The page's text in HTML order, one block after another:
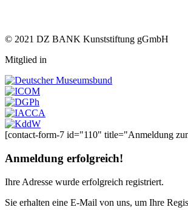
© 2021 DZ BANK Kunststiftung gGmbH
Mitglied in
[contact-form-7 id="110" title="Anmeldung
Anmeldung erfolgreich!
Ihre Adresse wurde erfolgreich registriert.
Sie erhalten eine E-Mail von uns, um Ihre